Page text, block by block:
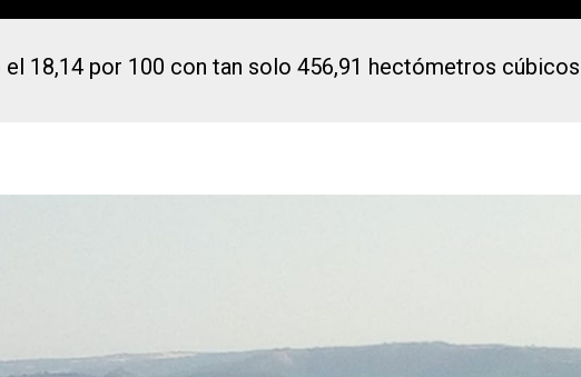
18,14 por 100 con tan solo 456,91 hectómetros cúbicos